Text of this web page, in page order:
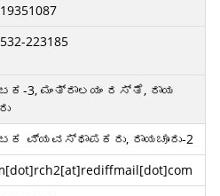
223185
3, ಮಂತ್ರಾಲಯಂ ರಸ್ತೆ, ರಾಯ
ವ್ಯವಸ್ಥಾಪಕರು, ರಾಯಚೂರು-2